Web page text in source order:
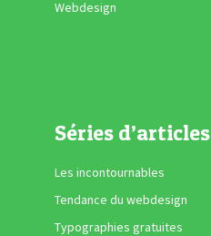
Webdesign
Séries d’articles
Les incontournables
Tendance du webdesign
Typographies gratuites